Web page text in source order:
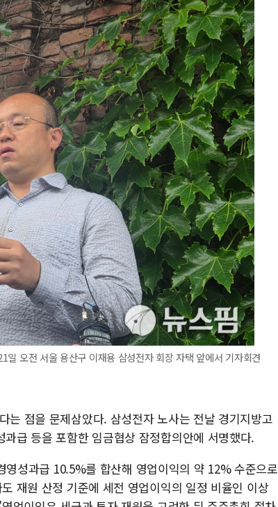
오전 서울 용산구 이재용 삼성전자 회장 자택 앞에서 기자회견
는 점을 문제삼았다. 삼성전자 노사는 전날 경기지방고
급 등을 포함한 임금협상 잠정합의안에 서명했다.
성과급 10.5%를 합산해 영업이익의 약 12% 수준으로
재원 산정 기준에 세전 영업이익의 일정 비율인 이상